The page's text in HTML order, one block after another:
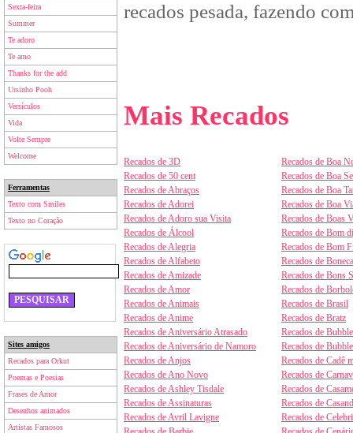
Sexta-feira
Summer
Te adoro
Te amo
Thanks for the add
Ursinho Pooh
Versículos
Vida
Volte Sempre
Welcome
Ferramentas
Texto com Smiles
Texto no Coração
Sites amigos
Recados para Orkut
Poemas e Poesias
Frases de Amor
Desenhos animados
Artistas Famosos
recados pesada, fazendo
Mais Recados
Recados de 3D
Recados de 50 cent
Recados de Abraços
Recados de Adorei
Recados de Adoro sua Visita
Recados de Álcool
Recados de Alegria
Recados de Alfabeto
Recados de Amizade
Recados de Amor
Recados de Animais
Recados de Anime
Recados de Aniversário Atrasado
Recados de Aniversário de Namoro
Recados de Anjos
Recados de Ano Novo
Recados de Ashley Tisdale
Recados de Assinaturas
Recados de Avril Lavigne
Recados de Boa
Recados de Boa
Recados de Boa
Recados de Boa
Recados de Boas
Recados de Bom
Recados de Bom
Recados de
Recados de Bons
Recados de
Recados de Brasil
Recados de Bratz
Recados de
Recados de
Recados de Cadê
Recados de
Recados de
Recados de
Recados de